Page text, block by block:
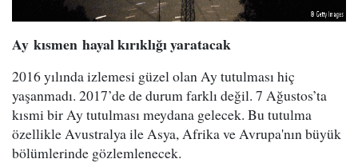
Ay kısmen hayal kırıklığı yaratacak
2016 yılında izlemesi güzel olan Ay tutulması hiç
yaşanmadı. 2017’de de durum farklı değil. 7 Ağustos’ta
kısmi bir Ay tutulması meydana gelecek. Bu tutulma
özellikle Avustralya ile Asya, Afrika ve Avrupa'nın büyük
bölümlerinde gözlemlenecek.